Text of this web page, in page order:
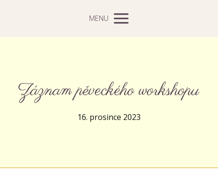
MENU
Záznam pěveckého workshopu
16. prosince 2023